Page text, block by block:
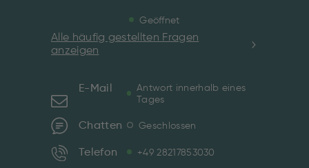
Geöffnet
Alle häufig gestellten Fragen
anzeigen
E-Mail
Antwort innerhalb eines
Tages
Chatten Geschlossen
Telefon +49 28217853030